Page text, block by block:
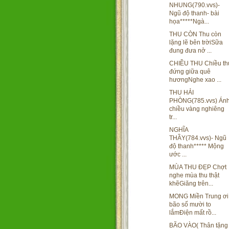
NHUNG(790.vvs)-
Ngũ độ thanh- bài
họa*****Ngà...
THU CÒN Thu còn
lặng lẽ bên trờiSữa
đung đưa nở ...
CHIỀU THU Chiều
đứng giữa quê
hươngNghe xao ...
THU HẢI
PHÒNG(785.vvs)
chiều vàng nghiêng
tr...
NGHĨA
THẦY(784.vvs)- Ngũ
độ thanh***** Mộng
ước ...
MÙA THU ĐẸP Chợt
nghe mùa thu thật
khẽGiăng trên...
MONG Miền Trung ơi
bão số mười to
lắmĐiện mất rồ...
BÃO VÀO( Thân tặng